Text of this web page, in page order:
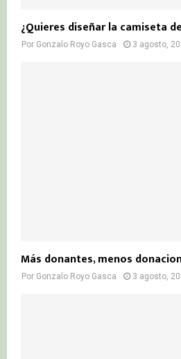
¿Quieres diseñar la camiseta
Por Gonzalo Royo Gasca 3 agosto,
Más donantes, menos
Por Gonzalo Royo Gasca 3 agosto,